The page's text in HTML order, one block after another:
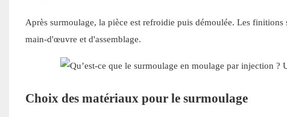
Après surmoulage, la pièce est refroidie puis démoulée. Les
main-d'œuvre et d'assemblage.
Choix des matériaux pour le surmoulage